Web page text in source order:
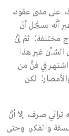
على مدى عقود،
أنَّه يسجَّل أنَّ
مختلفة؛ ثمَّ إنَّ
الشأن غير هذا
في فنٍّ من
لكن
تراثي صرف، إلاَّ أنَّ
والفكر، وحتى